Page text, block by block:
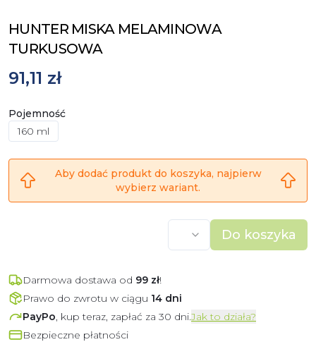
HUNTER MISKA MELAMINOWA
TURKUSOWA
91,11 zł
Pojemność
160 ml
Aby dodać produkt do koszyka, najpierw
wybierz wariant.
Do koszyka
Darmowa dostawa od 99 zł!
Prawo do zwrotu w ciągu 14 dni
PayPo, kup teraz, zapłać za 30 dni.Jak to działa?
Bezpieczne płatności